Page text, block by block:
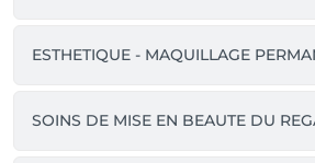
ESTHETIQUE - MAQUILLAGE
SOINS DE MISE EN BEAUTE DU